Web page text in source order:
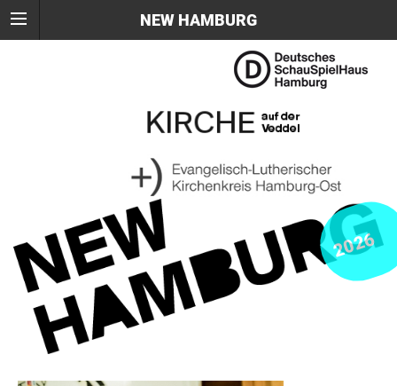
NEW HAMBURG
2026